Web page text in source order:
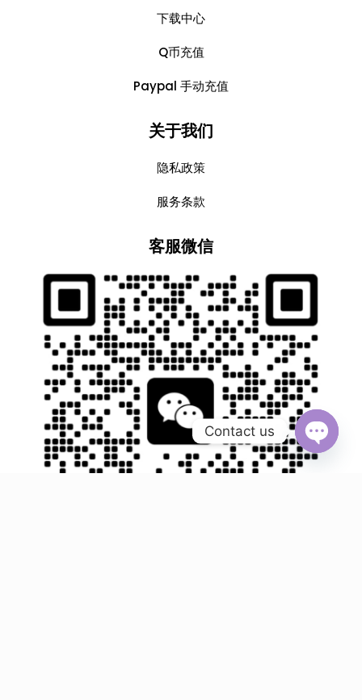
下载中心
Q币充值
Paypal 手动充值
关于我们
隐私政策
服务条款
客服微信
Contact us
Open